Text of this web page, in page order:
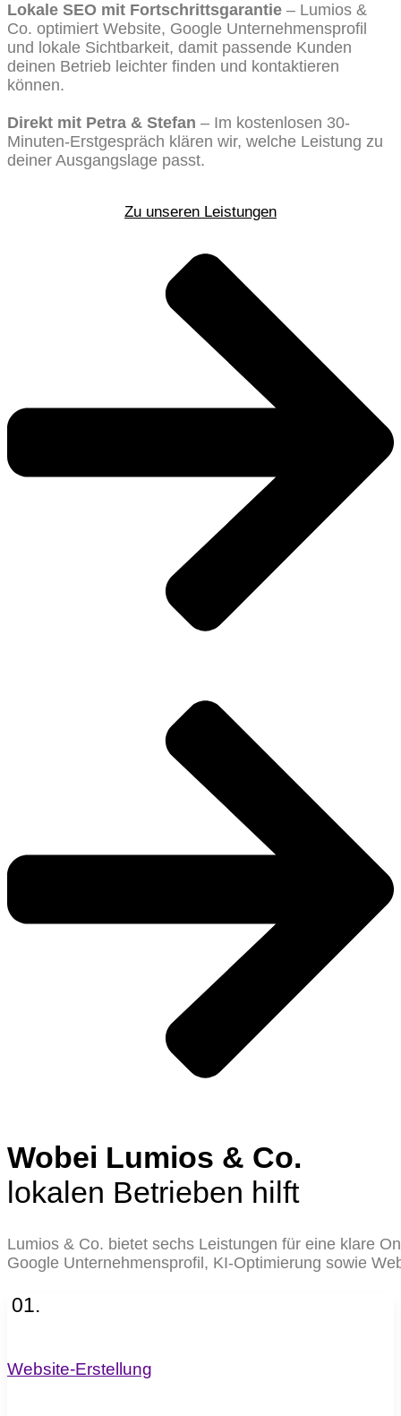
Lokale SEO mit Fortschrittsgarantie – Lumios &
Co. optimiert Website, Google Unternehmensprofil
und lokale Sichtbarkeit, damit passende Kunden
deinen Betrieb leichter finden und kontaktieren
können.
Direkt mit Petra & Stefan – Im kostenlosen 30-
Minuten-Erstgespräch klären wir, welche Leistung zu
deiner Ausgangslage passt.
Zu unseren Leistungen
Wobei Lumios & Co.
lokalen Betrieben hilft
Lumios & Co. bietet sechs Leistungen für eine klare
Google Unternehmensprofil, KI-Optimierung sowie
01.
Website-Erstellung